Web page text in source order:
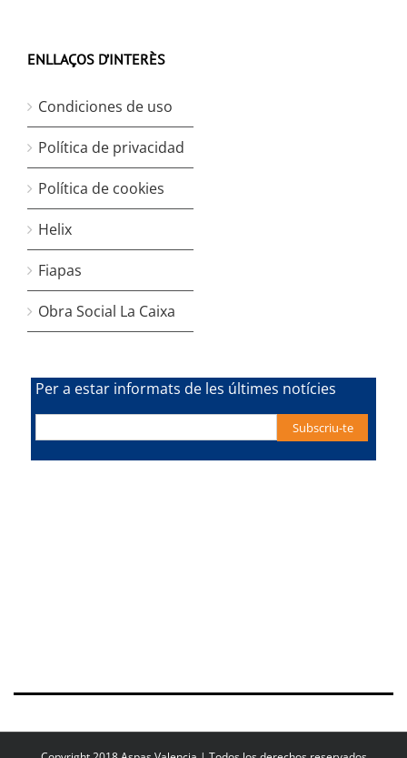
ENLLAÇOS D’INTERÈS
Condiciones de uso
Política de privacidad
Política de cookies
Helix
Fiapas
Obra Social La Caixa
Per a estar informats de les últimes notícies